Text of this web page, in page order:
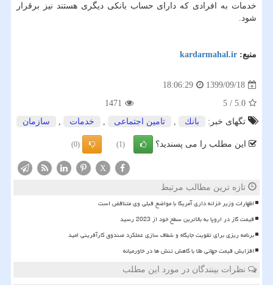
خدمات به افرادی که دارای حساب بانکی دیگری هستند نیز برقرار
شود.
منبع: kardarmahal.ir
1399/09/18
18:06:29
5.0
/
5
1471
تگهای خبر:
بانك , تامین اجتماعی , خدمات , سازمان
این مطلب را می پسندید؟ (1)
(0)
X
تازه ترین مطالب مرتبط
اظهارات وزیر خزانه داری آمریکا با مواضع قبلی وی متناقض است
قیمت گاز در اروپا به بالاترین سطح خود از 2023 رسید
برنامه ریزی برای تقویت جایگاه و شفاف سازی عملکرد صندوق کارآفرینی امید
افزایش قیمت جهانی طلا با کاهش تنش ها در خاورمیانه
نظرات بینندگان در مورد این مطلب